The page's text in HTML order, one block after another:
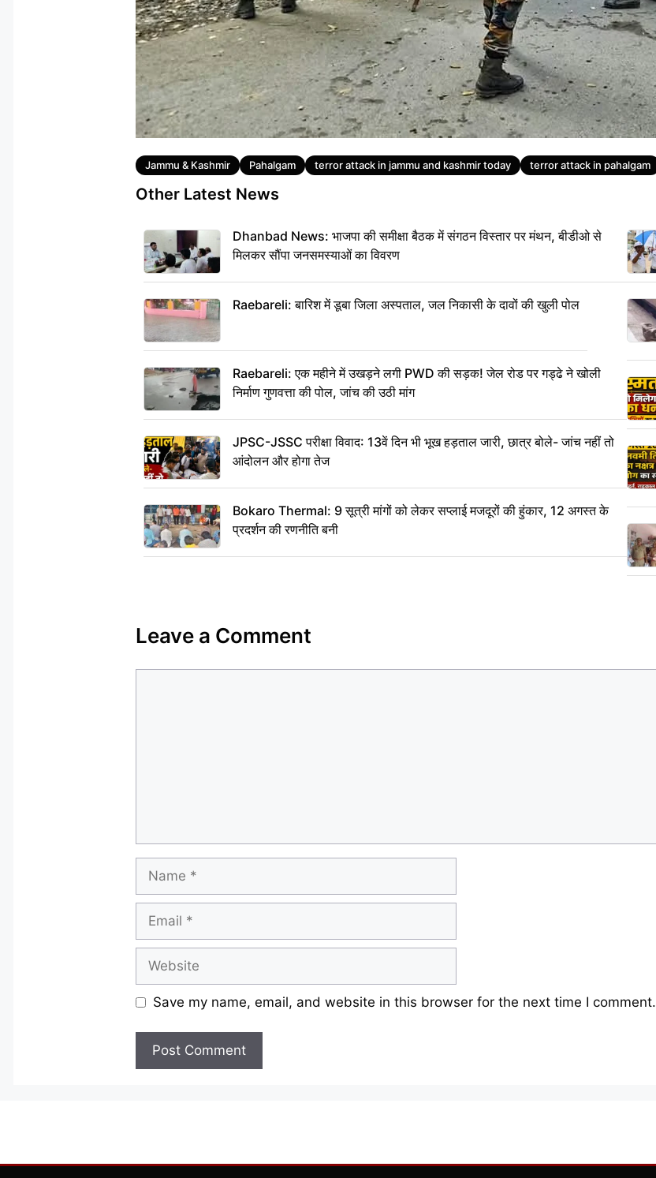
Tags
Jammu & Kashmir Pahalgam terror attack in jammu and kashmir today terror attack in pahalgam
Other Latest News
Dhanbad News: भाजपा की समीक्षा बैठक में संगठन विस्तार पर मंथन, बीडीओ से
मिलकर सौंपा जनसमस्याओं का विवरण
Raebareli: बारिश में डूबा जिला अस्पताल, जल निकासी के दावों की खुली पोल
Raebareli: एक महीने में उखड़ने लगी PWD की सड़क! जेल रोड पर गड्ढे ने खोली
निर्माण गुणवत्ता की पोल, जांच की उठी मांग
JPSC-JSSC परीक्षा विवाद: 13वें दिन भी भूख हड़ताल जारी, छात्र बोले- जांच नहीं तो
आंदोलन और होगा तेज
Bokaro Thermal: 9 सूत्री मांगों को लेकर सप्लाई मजदूरों की हुंकार, 12 अगस्त के
प्रदर्शन की रणनीति बनी
Leave a Comment
Save my name, email, and website in this browser for the next time I comment.